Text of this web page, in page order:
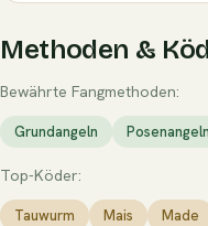
Methoden &
Bewährte Fangmethoden:
Grundangeln Posenangeln
Top-Köder:
Tauwurm Mais Made